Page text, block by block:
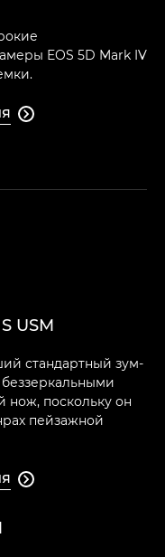
EOS 5D Mark IV

USM
стандартный зум-
нож, поскольку он
пейзажной
